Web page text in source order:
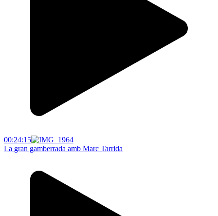
00:24:15
La gran gamberrada amb Marc Tarrida